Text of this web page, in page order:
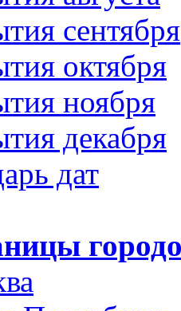
сентября
октября
ноября
декабря
дат